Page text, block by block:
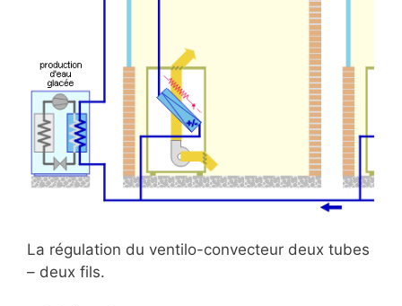
La régulation du ventilo-convecteur deux tubes
– deux fils.